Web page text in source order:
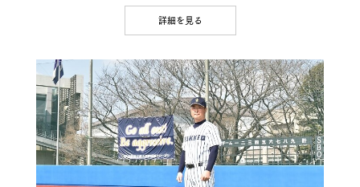
詳細を見る